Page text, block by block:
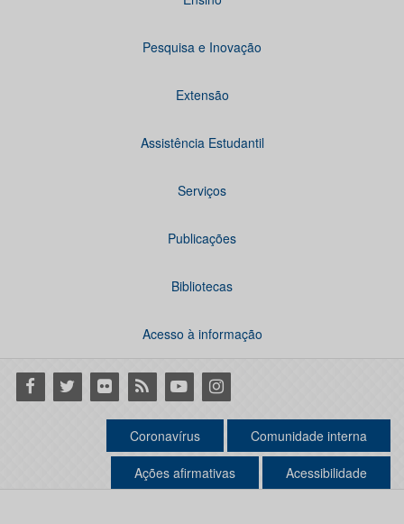
Pesquisa e Inovação
Extensão
Assistência Estudantil
Serviços
Publicações
Bibliotecas
Acesso à informação
Facebook
Twitter Flickr RSS YoutubeInstagram
Coronavírus Comunidade interna
Ações afirmativas Acessibilidade